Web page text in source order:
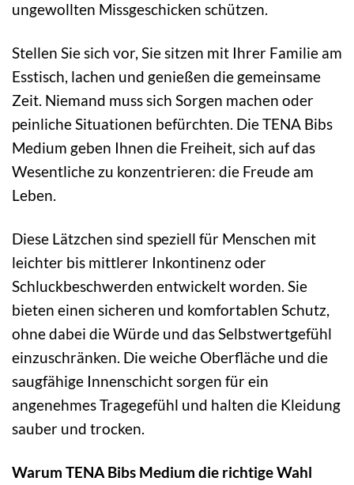
ungewollten Missgeschicken schützen.
Stellen Sie sich vor, Sie sitzen mit Ihrer Familie am
Esstisch, lachen und genießen die gemeinsame
Zeit. Niemand muss sich Sorgen machen oder
peinliche Situationen befürchten. Die TENA Bibs
Medium geben Ihnen die Freiheit, sich auf das
Wesentliche zu konzentrieren: die Freude am
Leben.
Diese Lätzchen sind speziell für Menschen mit
leichter bis mittlerer Inkontinenz oder
Schluckbeschwerden entwickelt worden. Sie
bieten einen sicheren und komfortablen Schutz,
ohne dabei die Würde und das Selbstwertgefühl
einzuschränken. Die weiche Oberfläche und die
saugfähige Innenschicht sorgen für ein
angenehmes Tragegefühl und halten die Kleidung
sauber und trocken.
Warum TENA Bibs Medium die richtige Wahl